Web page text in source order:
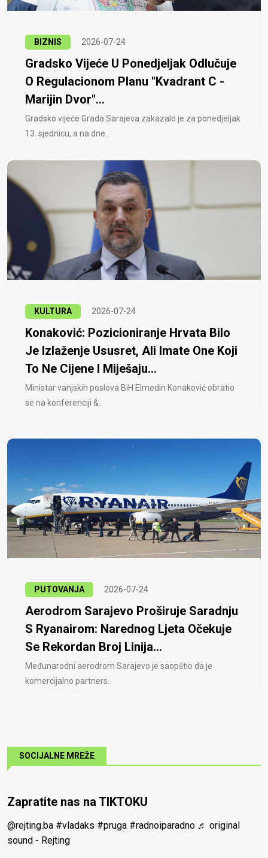
BIZNIS 2026-07-24
Gradsko Vijeće U Ponedjeljak Odlučuje
O Regulacionom Planu "Kvadrant C -
Marijin Dvor"...
Gradsko vijeće Grada Sarajeva zakazalo je za ponedjeljak
13. sjednicu, a na dne..
KULTURA 2026-07-24
Konaković: Pozicioniranje Hrvata Bilo
Je Izlaženje Ususret, Ali Imate One Koji
To Ne Cijene I Miješaju...
Ministar vanjskih poslova BiH Elmedin Konaković obratio
se na konferenciji &..
PUTOVANJA 2026-07-24
Aerodrom Sarajevo Proširuje Saradnju
S Ryanairom: Narednog Ljeta Očekuje
Se Rekordan Broj Linija...
Međunarodni aerodrom Sarajevo je saopštio da je
komercijalno partners..
SOCIJALNE MREŽE
Zapratite nas na TIKTOKU
@rejting.ba #vladaks #pruga #radnoiparadno ♬ original
sound - Rejting